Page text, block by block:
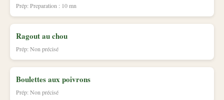
Prép: Preparation : 10 mn
Ragout au chou
Prép: Non précisé
Boulettes aux poivrons
Prép: Non précisé